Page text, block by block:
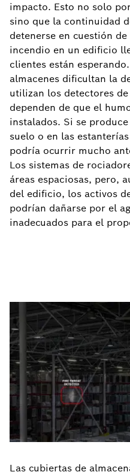
impacto. Esto no solo
sino que la continuidad
detenerse en cuestión
incendio en un edificio
clientes están
almacenes dificultan la
utilizan los detectores
dependen de que el
instalados. Si se
suelo o en las
podría ocurrir mucho
Los sistemas de
áreas espaciosas, pero,
del edificio, los activos
podrían dañarse por el
inadecuados para el
Las cubiertas de